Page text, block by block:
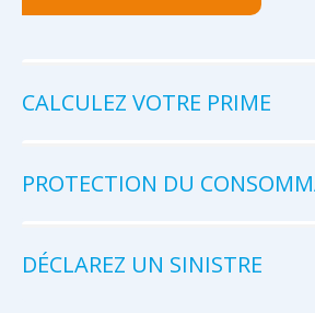
CALCULEZ VOTRE PRIME
PROTECTION DU
DÉCLAREZ UN SINISTRE